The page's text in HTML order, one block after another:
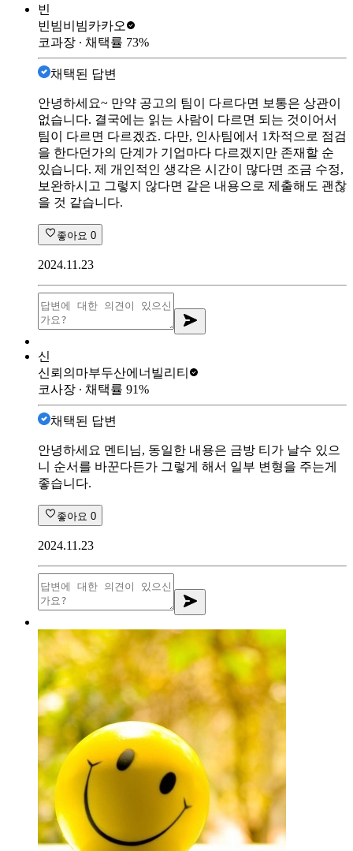
빈
빈빔비빔카카오
코과장 ∙ 채택률 73%
채택된 답변
안녕하세요~ 만약 공고의 팀이 다르다면 보통은 상관이
없습니다. 결국에는 읽는 사람이 다르면 되는 것이어서
팀이 다르면 다르겠죠. 다만, 인사팀에서 1차적으로 점검
을 한다던가의 단계가 기업마다 다르겠지만 존재할 순
있습니다. 제 개인적인 생각은 시간이 많다면 조금 수정,
보완하시고 그렇지 않다면 같은 내용으로 제출해도 괜찮
을 것 같습니다.
좋아요 0
2024.11.23
신
신뢰의마부두산에너빌리티
코사장 ∙ 채택률 91%
채택된 답변
안녕하세요 멘티님, 동일한 내용은 금방 티가 날수 있으
니 순서를 바꾼다든가 그렇게 해서 일부 변형을 주는게
좋습니다.
좋아요 0
2024.11.23